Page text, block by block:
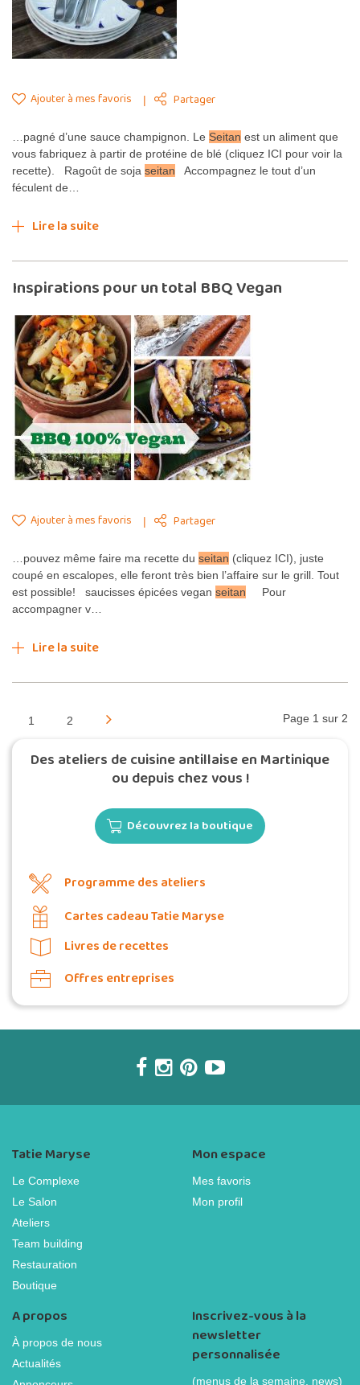
Ajouter à mes favoris Partager
…pagné d’une sauce champignon. Le Seitan est un aliment que
vous fabriquez à partir de protéine de blé (cliquez ICI pour voir la
recette). Ragoût de soja seitan Accompagnez le tout d’un
féculent de…
Lire la suite
Inspirations pour un total BBQ Vegan
Ajouter à mes favoris Partager
…pouvez même faire ma recette du seitan (cliquez ICI), juste
coupé en escalopes, elle feront très bien l’affaire sur le grill. Tout
est possible! saucisses épicées vegan seitan Pour
accompagner v…
Lire la suite
Page 1 sur 2
1 2
Des ateliers de cuisine antillaise en Martinique
ou depuis chez vous !
Découvrez la boutique
Programme des ateliers
Cartes cadeau Tatie Maryse
Livres de recettes
Offres entreprises
Tatie Maryse
Le Complexe
Le Salon
Ateliers
Team building
Restauration
Boutique
Mon espace
Mes favoris
Mon profil
A propos
À propos de nous
Actualités
Inscrivez-vous à la
newsletter
personnalisée
(menus de la semaine, news)